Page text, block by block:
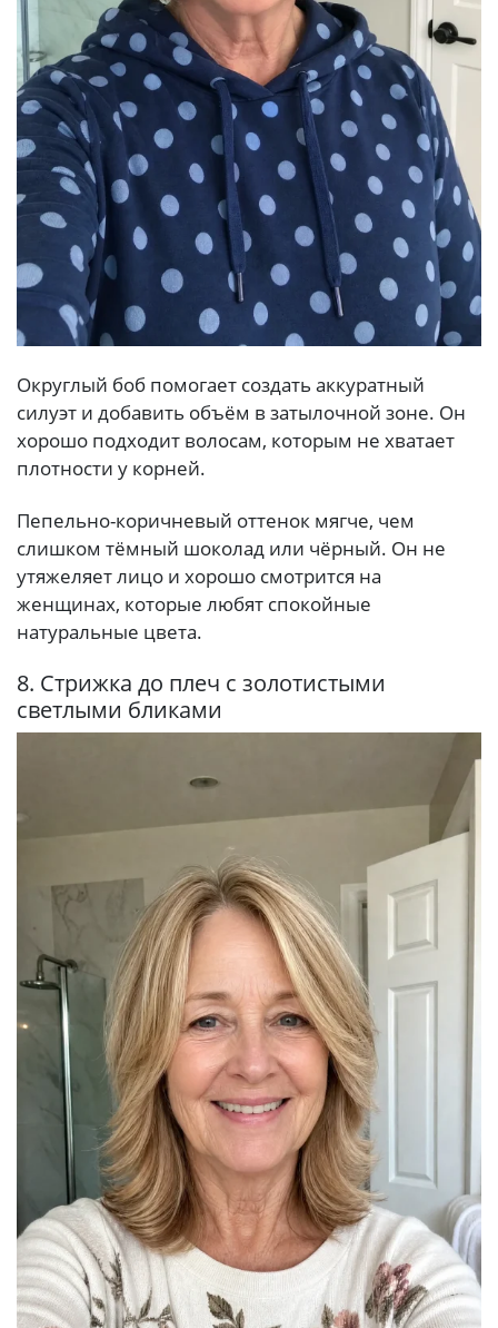
Округлый боб помогает создать аккуратный
силуэт и добавить объём в затылочной зоне. Он
хорошо подходит волосам, которым не хватает
плотности у корней.
Пепельно-коричневый оттенок мягче, чем
слишком тёмный шоколад или чёрный. Он не
утяжеляет лицо и хорошо смотрится на
женщинах, которые любят спокойные
натуральные цвета.
8. Стрижка до плеч с золотистыми
светлыми бликами